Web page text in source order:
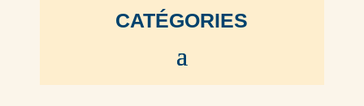
CATÉGORIES